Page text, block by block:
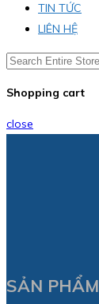
TIN TỨC
LIÊN HỆ
Shopping cart
close
SẢN PHẨM